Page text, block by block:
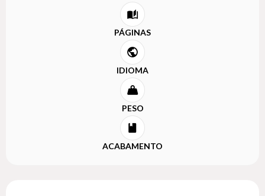
PÁGINAS
IDIOMA
PESO
ACABAMENTO